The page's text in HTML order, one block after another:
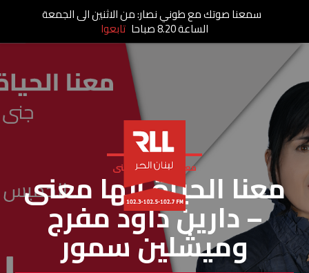
معنا الحياة الها معنى
معنا الحياة إلها معنى
– دارين داود مفرج
وميشلين سمور
سمعنا صوتك مع طوني نصار: من الاثنين الى الجمعة
الساعة 8.20 صباحا تابعوا